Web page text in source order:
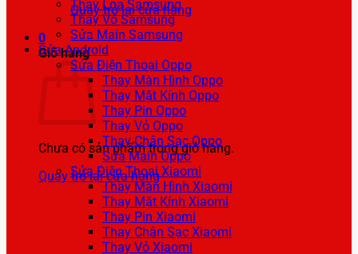
Quay trở lại cửa hàng
0
Giỏ hàng
Chưa có sản phẩm trong giỏ hàng.
Quay trở lại cửa hàng
Thay Loa Samsung
Thay Vỏ Samsung
Sửa Main Samsung
Sửa Android
Sửa Điện Thoại Oppo
Thay Màn Hình Oppo
Thay Mặt Kính Oppo
Thay Pin Oppo
Thay Vỏ Oppo
Thay Chân Sạc Oppo
Sửa Main Oppo
Sửa Điện Thoại Xiaomi
Thay Màn Hình Xiaomi
Thay Mặt Kính Xiaomi
Thay Pin Xiaomi
Thay Chân Sạc Xiaomi
Thay Vỏ Xiaomi